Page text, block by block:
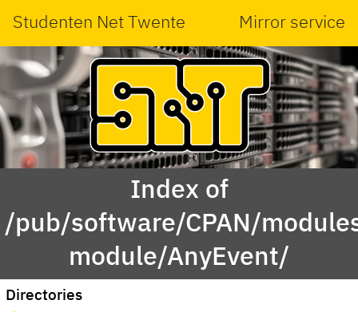
Studenten Net Twente Mirror service
Index of
/pub/software/CPAN/
module/AnyEvent/
Directories